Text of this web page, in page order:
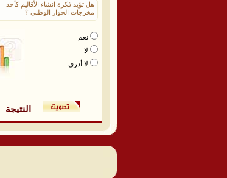
هل تؤيد فكرة انشاء الأقاليم كأحد
مخرجات الحوار الوطني ؟
نعم
لا
لا أدري
النتيجة